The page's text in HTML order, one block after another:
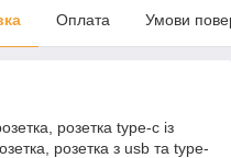
Оплата Умови
розетка type-c із
розетка з usb та type-